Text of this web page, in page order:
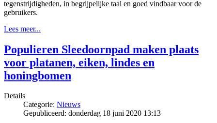
tegenstrijdigheden, in begrijpelijke taal en goed vindbaar voor de
gebruikers.
Lees meer...
Populieren Sleedoornpad maken plaats
voor platanen, eiken, lindes en
honingbomen
Details
Categorie: Nieuws
Gepubliceerd: donderdag 18 juni 2020 13:13